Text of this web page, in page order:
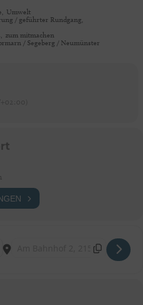
Umwelt
/ geführter Rundgang,
zum mitmachen
/ Segeberg / Neumünster
- Friedrichsruh: Der Sachsenwald
Destination Address - Friedrichsruh: